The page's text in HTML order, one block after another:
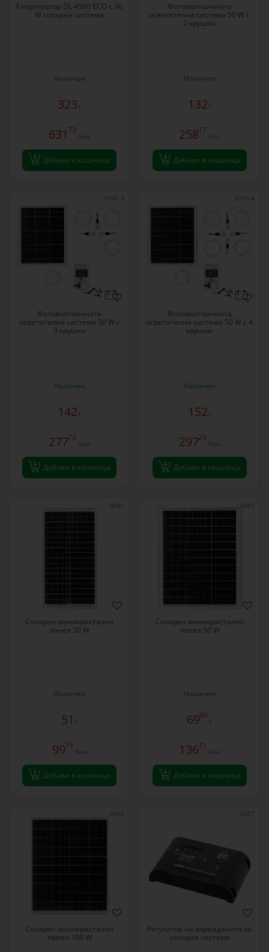
Енергизатор DL 4500 ECO с 30
W соларна система
Наличен
323 €
631 73
Лева
Добави в кошница
Фотоволтаичната
осветителна система 50 W с
2 крушки
Наличен
132 €
25817
Лева
Добави в кошница
0146-3
Фотоволтаичната
осветителна система 50 W с
3 крушки
Наличен
142 €
27773
Лева
Добави в кошница
0146-4
Фотоволтаичната
осветителна система 50 W с 4
крушки
Наличен
152 €
29729
Лева
Добави в кошница
0040
Соларен монокристален
панел 30 W
Наличен
51 €
9975
Лева
Добави в кошница
0003
Соларен монокристален
панел 50 W
Наличен
6990
€
13671
Лева
Добави в кошница
0566
Соларен монокристален
панел 100 W
0027
Регулатор на зареждането за
соларна система